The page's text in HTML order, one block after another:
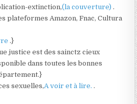
extinction,(la couverture).
plateformes Amazon, Fnac, Cultura
.}
justice est des sainctz cieux
dans toutes les bonnes
sexuelles,A voir et à lire..